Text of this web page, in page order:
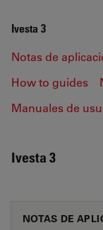
Ivesta 3
Notas de
How to guides
Manuales de
Ivesta 3
NOTAS DE